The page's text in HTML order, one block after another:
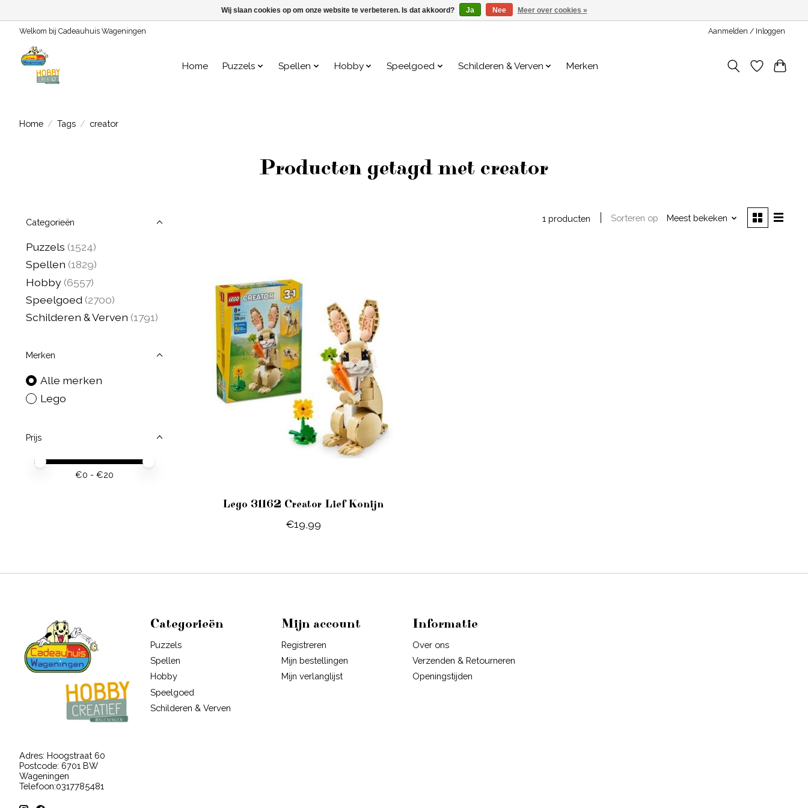
Welkom bij Cadeauhuis Wageningen Aanmelden / Inloggen
Home Puzzels Spellen Hobby Speelgoed Schilderen & Verven Merken
Home / Tags / creator
Producten getagd met creator
Categorieën
Puzzels (1524)
Spellen (1829)
Hobby (6557)
Speelgoed (2700)
Schilderen & Verven (1791)
Merken
Alle merken
Lego
Prijs
Minimale prijswaarde
Price maximum value
€0 - €20
1 producten Sorteren op Meest bekeken
Lego 31162 Creator Lief Konijn
€19,99
Adres: Hoogstraat 60
Postcode: 6701 BW
Wageningen
Telefoon:0317785481
Categorieën
Puzzels
Spellen
Hobby
Speelgoed
Schilderen & Verven
Mijn account
Registreren
Mijn bestellingen
Mijn verlanglijst
Informatie
Over ons
Verzenden & Retourneren
Openingstijden
Wij slaan cookies op om onze website te verbeteren. Is dat akkoord? Ja Nee Meer over cookies »